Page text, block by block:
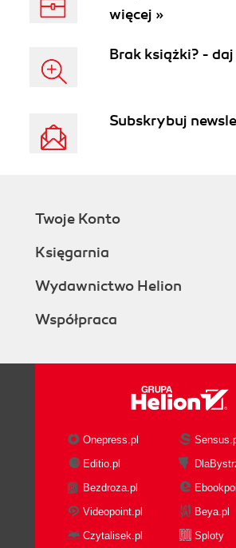
więcej »
Brak książki? -
Subskrybuj
Twoje Konto
Księgarnia
Wydawnictwo Helion
Współpraca
Onepress.pl
Editio.pl
Bezdroza.pl
Videopoint.pl
Beya.pl
Czytalisek.pl
Sploty